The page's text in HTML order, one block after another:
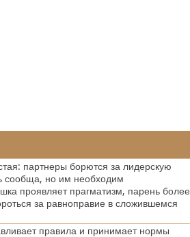
партнеры борются за лидерскую
сообща, но им необходим
проявляет прагматизм, парень более
за равноправие в сложившемся
правила и принимает нормы